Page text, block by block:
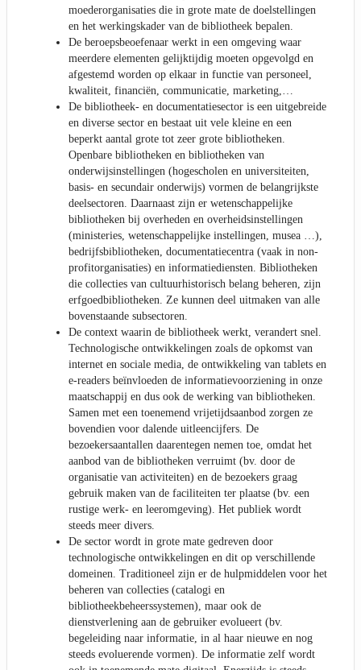
moederorganisaties die in grote mate de doelstellingen
en het werkingskader van de bibliotheek bepalen.
De beroepsbeoefenaar werkt in een omgeving waar
meerdere elementen gelijktijdig moeten opgevolgd en
afgestemd worden op elkaar in functie van personeel,
kwaliteit, financiën, communicatie, marketing,…
De bibliotheek- en documentatiesector is een uitgebreide
en diverse sector en bestaat uit vele kleine en een
beperkt aantal grote tot zeer grote bibliotheken.
Openbare bibliotheken en bibliotheken van
onderwijsinstellingen (hogescholen en universiteiten,
basis- en secundair onderwijs) vormen de belangrijkste
deelsectoren. Daarnaast zijn er wetenschappelijke
bibliotheken bij overheden en overheidsinstellingen
(ministeries, wetenschappelijke instellingen, musea …),
bedrijfsbibliotheken, documentatiecentra (vaak in non-
profitorganisaties) en informatiediensten. Bibliotheken
die collecties van cultuurhistorisch belang beheren, zijn
erfgoedbibliotheken. Ze kunnen deel uitmaken van alle
bovenstaande subsectoren.
De context waarin de bibliotheek werkt, verandert snel.
Technologische ontwikkelingen zoals de opkomst van
internet en sociale media, de ontwikkeling van tablets en
e-readers beïnvloeden de informatievoorziening in onze
maatschappij en dus ook de werking van bibliotheken.
Samen met een toenemend vrijetijdsaanbod zorgen ze
bovendien voor dalende uitleencijfers. De
bezoekersaantallen daarentegen nemen toe, omdat het
aanbod van de bibliotheken verruimt (bv. door de
organisatie van activiteiten) en de bezoekers graag
gebruik maken van de faciliteiten ter plaatse (bv. een
rustige werk- en leeromgeving). Het publiek wordt
steeds meer divers.
De sector wordt in grote mate gedreven door
technologische ontwikkelingen en dit op verschillende
domeinen. Traditioneel zijn er de hulpmiddelen voor het
beheren van collecties (catalogi en
bibliotheekbeheerssystemen), maar ook de
dienstverlening aan de gebruiker evolueert (bv.
begeleiding naar informatie, in al haar nieuwe en nog
steeds evoluerende vormen). De informatie zelf wordt